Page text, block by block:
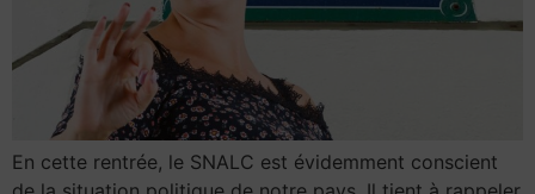
En cette rentrée, le SNALC est évidemment conscient